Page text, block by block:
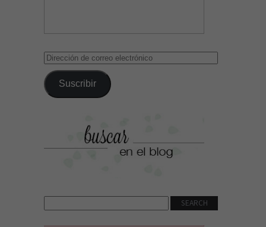
Dirección
correo
electrónico
Suscribir